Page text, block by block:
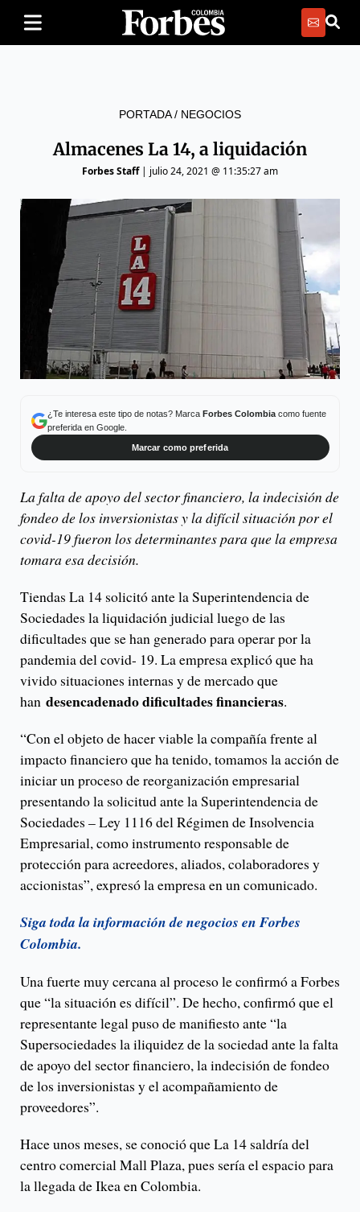
PORTADA/ NEGOCIOS
Almacenes La 14, a liquidación
Forbes Staff| julio 24, 2021 @ 11:35:27 am
¿Te interesa este tipo de notas? Marca Forbes Colombiacomo fuente
preferida en Google.
Marcar como preferida
La falta de apoyo del sector financiero, la indecisión de
fondeo de los inversionistas y la difícil situación por el
covid-19 fueron los determinantes para que la empresa
tomara esa decisión.
Tiendas La 14 solicitó ante la Superintendencia de
Sociedades la liquidación judicial luego de las
dificultades que se han generado para operar por la
pandemia del covid- 19. La empresa explicó que ha
vivido situaciones internas y de mercado que
han desencadenado dificultades financieras.
“Con el objeto de hacer viable la compañía frente al
impacto financiero que ha tenido, tomamos la acción de
iniciar un proceso de reorganización empresarial
presentando la solicitud ante la Superintendencia de
Sociedades – Ley 1116 del Régimen de Insolvencia
Empresarial, como instrumento responsable de
protección para acreedores, aliados, colaboradores y
accionistas”, expresó la empresa en un comunicado.
Siga toda la información de negocios en Forbes
Colombia.
Una fuerte muy cercana al proceso le confirmó a Forbes
que “la situación es difícil”. De hecho, confirmó que el
representante legal puso de manifiesto ante “la
Supersociedades la iliquidez de la sociedad ante la falta
de apoyo del sector financiero, la indecisión de fondeo
de los inversionistas y el acompañamiento de
proveedores”.
Hace unos meses, se conoció que La 14 saldría del
centro comercial Mall Plaza, pues sería el espacio para
la llegada de Ikea en Colombia.